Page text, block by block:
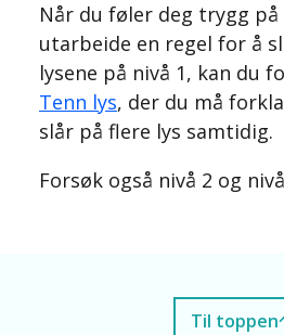
Når du føler deg trygg
utarbeide en regel for å
lysene på nivå 1, kan du
Tenn lys, der du må
slår på flere lys samtidig.
Forsøk også nivå 2 og
Til toppen